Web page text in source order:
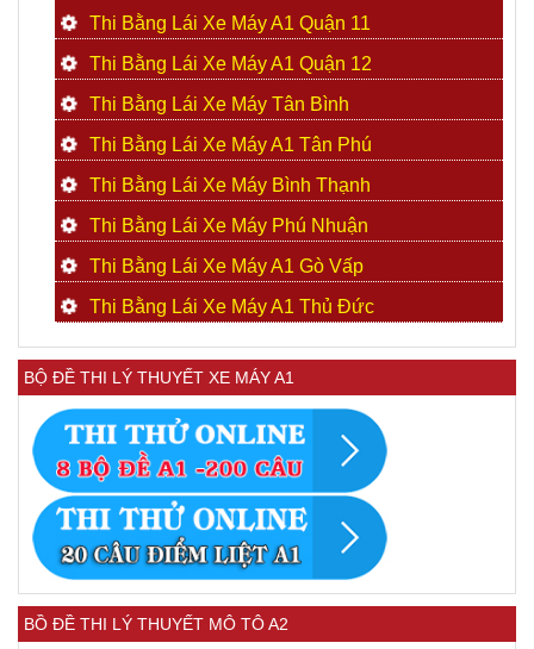
Thi Bằng Lái Xe Máy A1 Quận 11
Thi Bằng Lái Xe Máy A1 Quận 12
Thi Bằng Lái Xe Máy Tân Bình
Thi Bằng Lái Xe Máy A1 Tân Phú
Thi Bằng Lái Xe Máy Bình Thạnh
Thi Bằng Lái Xe Máy Phú Nhuận
Thi Bằng Lái Xe Máy A1 Gò Vấp
Thi Bằng Lái Xe Máy A1 Thủ Đức
BỘ ĐỀ THI LÝ THUYẾT XE MÁY A1
BỒ ĐỀ THI LÝ THUYẾT MÔ TÔ A2